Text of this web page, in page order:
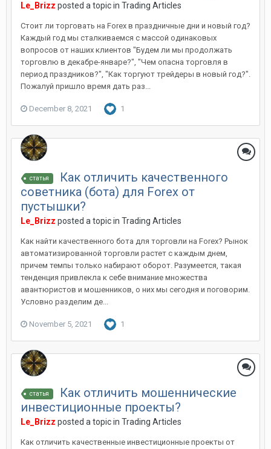
Le_Brizz posted a topic in Trading Articles
Стоит ли торговать на Forex в праздничные дни и новый год?
Каждый год мы сталкиваемся с массой одинаковых
вопросов от наших клиентов "Будем ли мы продолжать
торговлю в декабре-январе?", "Чем опасна торговля в
период праздников?", "Как торгуют трейдеры в новый год?".
Пожалуй пришло время дать раз...
December 8, 2021 1
статья
Как отличить качественного
советника (бота) для Forex от
пустышки?
Le_Brizz posted a topic in Trading Articles
Как найти качественного бота для торговли на Forex? Рынок
автоматизированной торговли растет с каждым днем,
причем темпы только набирают оборот. Разумеется, такая
тенденция привлекла к себе внимание множества
авантюристов и мошенников, о них мы сегодня и поговорим.
Условно разделим де...
November 5, 2021 1
статья
Как отличить мошеннические
инвестиционные проекты?
Le_Brizz posted a topic in Trading Articles
Как отличить качественные инвестиционные проекты от